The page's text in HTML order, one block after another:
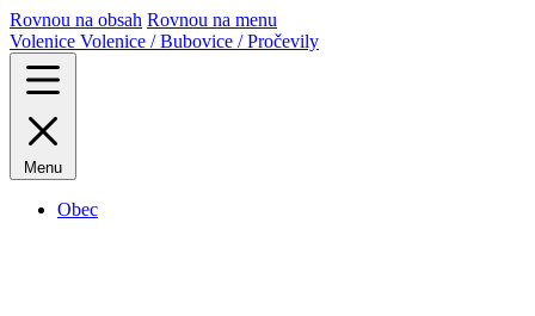
Rovnou na obsah Rovnou na menu
Volenice Volenice / Bubovice / Pročevily
Menu
Obec